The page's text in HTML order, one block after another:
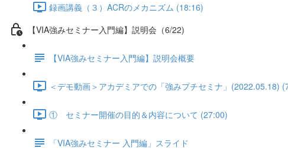
録画講義（３）ACRのメカニズム (18:16)
【VIA強みセミナー入門編】説明会（6/22)
【VIA強みセミナー入門編】説明会概要
＜デモ動画＞アカデミアでの「強みプチセミナ」(2022.05.18)
① セミナー開催の目的＆内容について (27:00)
「VIA強みセミナー 入門編」スライド